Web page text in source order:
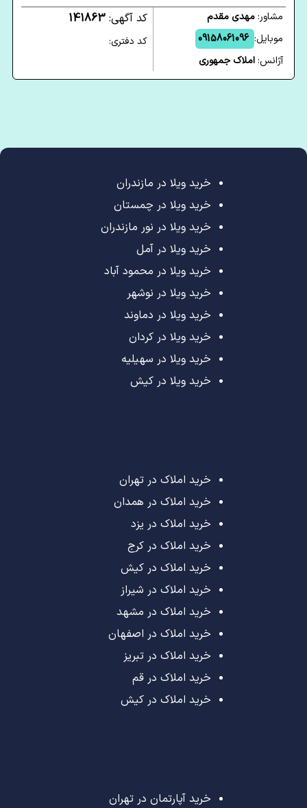
مشاور:مهدی مقدم
موبایل: 09158061096
آژانس:املاک جمهوری
کد آگهی: 141863
کد دفتری:
خرید ویلا در مازندران
خرید ویلا در چمستان
خرید ویلا در نور مازندران
خرید ویلا در آمل
خرید ویلا در محمود آباد
خرید ویلا در نوشهر
خرید ویلا در دماوند
خرید ویلا در کردان
خرید ویلا در سهیلیه
خرید ویلا در کیش
خرید املاک در تهران
خرید املاک در همدان
خرید املاک در یزد
خرید املاک در کرج
خرید املاک در کیش
خرید املاک در شیراز
خرید املاک در مشهد
خرید املاک در اصفهان
خرید املاک در تبریز
خرید املاک در قم
خرید املاک در کیش
خرید آپارتمان در تهران